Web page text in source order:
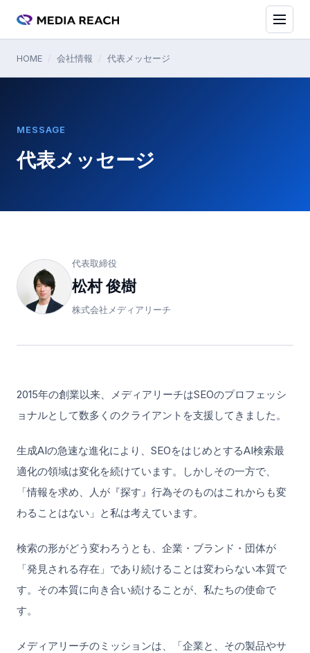
HOME 会社情報 代表メッセージ
MESSAGE
代表メッセージ
代表取締役
松村 俊樹
株式会社メディアリーチ
2015年の創業以来、メディアリーチはSEOのプロフェッシ
ョナルとして数多くのクライアントを支援してきました。
生成AIの急速な進化により、SEOをはじめとするAI検索最
適化の領域は変化を続けています。しかしその一方で、
「情報を求め、人が『探す』行為そのものはこれからも変
わることはない」と私は考えています。
検索の形がどう変わろうとも、企業・ブランド・団体が
「発見される存在」であり続けることは変わらない本質で
す。その本質に向き合い続けることが、私たちの使命で
す。
メディアリーチのミッションは、「企業と、その製品やサ